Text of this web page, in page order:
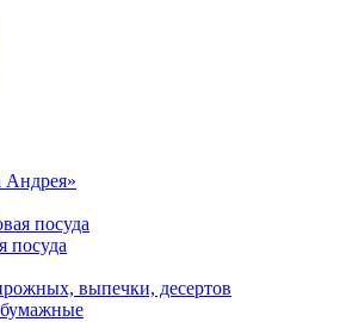
посуда
посуда
выпечки, десертов